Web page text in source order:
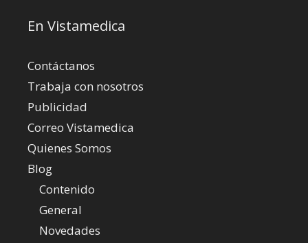
En Vistamedica
Contáctanos
Trabaja con nosotros
Publicidad
Correo Vistamedica
Quienes Somos
Blog
Contenido
General
Novedades